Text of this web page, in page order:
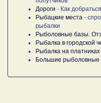
Дороги - Как
Рыбацкие места -
рыбалки
Рыболовные базы.
Рыбалка в городской
Рыбалка на платниках
Большие рыболовные